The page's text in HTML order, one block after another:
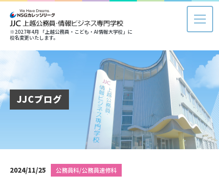
※2027年4月 「上越公務員・こども・AI情報大学校」に
校名変更いたします。
JJCブログ
2024/11/25 公務員科/公務員速修科